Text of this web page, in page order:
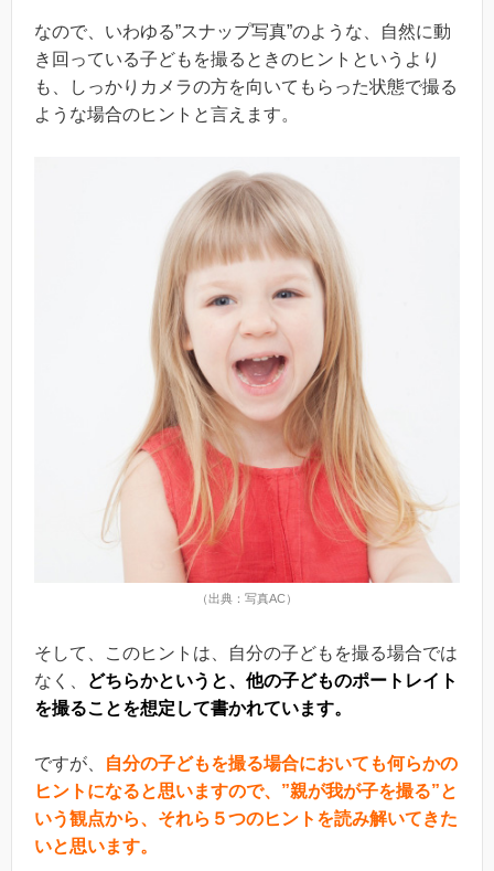
なので、いわゆる”スナップ写真”のような、自然に動
き回っている子どもを撮るときのヒントというより
も、しっかりカメラの方を向いてもらった状態で撮る
ような場合のヒントと言えます。
（出典：写真AC）
そして、このヒントは、自分の子どもを撮る場合では
なく、
どちらかというと、他の子どものポートレイト
を撮ることを想定して書かれています。
ですが、
自分の子どもを撮る場合においても何らかの
ヒントになると思いますので、”親が我が子を撮る”と
いう観点から、それら５つのヒントを読み解いてきた
いと思います。